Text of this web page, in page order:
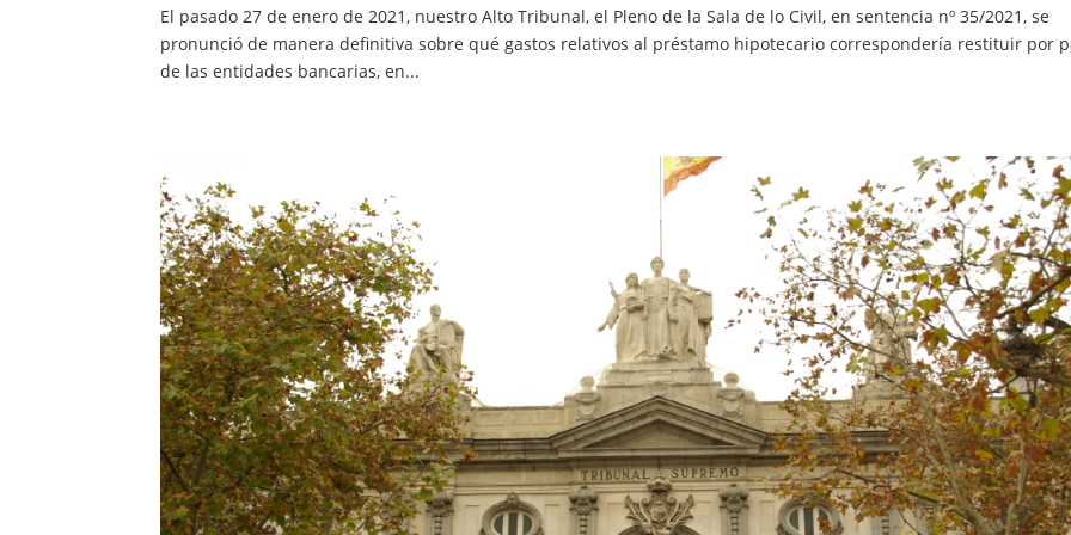
El pasado 27 de enero de 2021, nuestro Alto Tribunal, el Pleno de la Sala de lo Civil, en sentencia nº 35/2021, se
pronunció de manera definitiva sobre qué gastos relativos al préstamo hipotecario correspondería restituir por
de las entidades bancarias, en...